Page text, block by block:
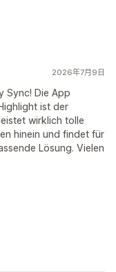
2026年7月9日
Sync! Die App
ist der
wirklich tolle
hinein und findet für
Lösung. Vielen